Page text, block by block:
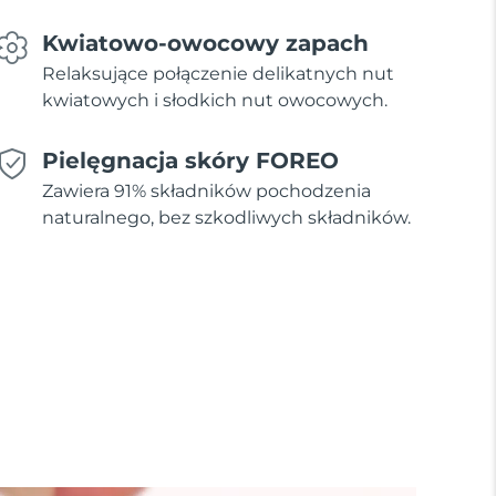
Kwiatowo-owocowy zapach
Relaksujące połączenie delikatnych nut
kwiatowych i słodkich nut owocowych.
Pielęgnacja skóry FOREO
Zawiera 91% składników pochodzenia
naturalnego, bez szkodliwych składników.